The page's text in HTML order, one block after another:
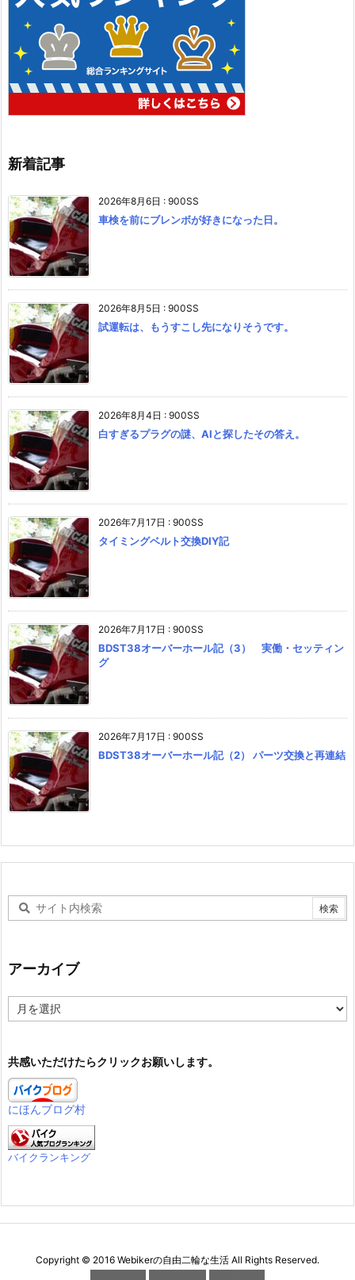
新着記事
2026年8月6日 : 900SS
車検を前にブレンボが好きになった日。
2026年8月5日 : 900SS
試運転は、もうすこし先になりそうです。
2026年8月4日 : 900SS
白すぎるプラグの謎、AIと探したその答え。
2026年7月17日 : 900SS
タイミングベルト交換DIY記
2026年7月17日 : 900SS
BDST38オーバーホール記（3） 実働・セッティン
グ
2026年7月17日 : 900SS
BDST38オーバーホール記（2） パーツ交換と再連結
アーカイブ
ー
ブ
共感いただけたらクリックお願いします。
にほんブログ村
バイクランキング
Copyright © 2016 Webikerの自由二輪な生活 All Rights Reserved.